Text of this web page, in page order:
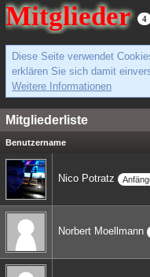
Mitglieder 4
Diese Seite verwendet
erklären Sie sich damit
Weitere Informationen
Mitgliederliste
Benutzername
Nico Potratz
Norbert Moellmann